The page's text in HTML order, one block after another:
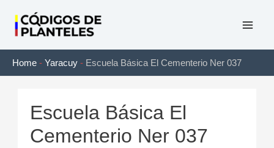
contenido
Home - Yaracuy - Escuela Básica El Cementerio Ner 037
Escuela Básica El
Cementerio Ner 037